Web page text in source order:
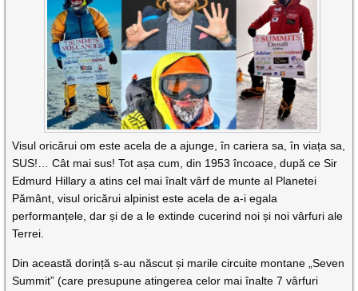
Visul oricărui om este acela de a ajunge, în cariera sa, în viața sa,
SUS!… Cât mai sus! Tot așa cum, din 1953 încoace, după ce Sir
Edmurd Hillary a atins cel mai înalt vârf de munte al Planetei
Pământ, visul oricărui alpinist este acela de a-i egala
performanțele, dar și de a le extinde cucerind noi și noi vârfuri ale
Terrei.
Din această dorință s-au născut și marile circuite montane „Seven
Summit” (care presupune atingerea celor mai înalte 7 vârfuri